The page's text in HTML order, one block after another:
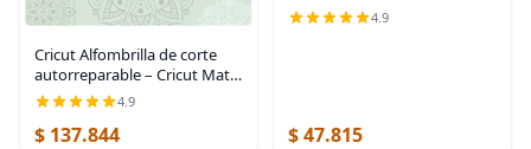
Cricut Alfombrilla de corte
autorreparable – Cricut Mat
para uso con cuchillo Cricut
TrueControl, cortador
giratorio, cuchillo de
4.9
$ 137.844
Tamaño 80/12 - 2 paquetes -
20 agujas
4.9
$ 47.815